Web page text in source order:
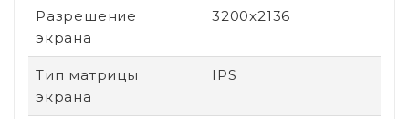
Разрешение
экрана
3200x2136
Тип матрицы
экрана
IPS